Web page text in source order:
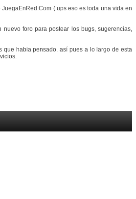
( ups eso es toda una vida en
foro para postear los bugs, sugerencias,
que habia pensado. asípues a lo largo de esta